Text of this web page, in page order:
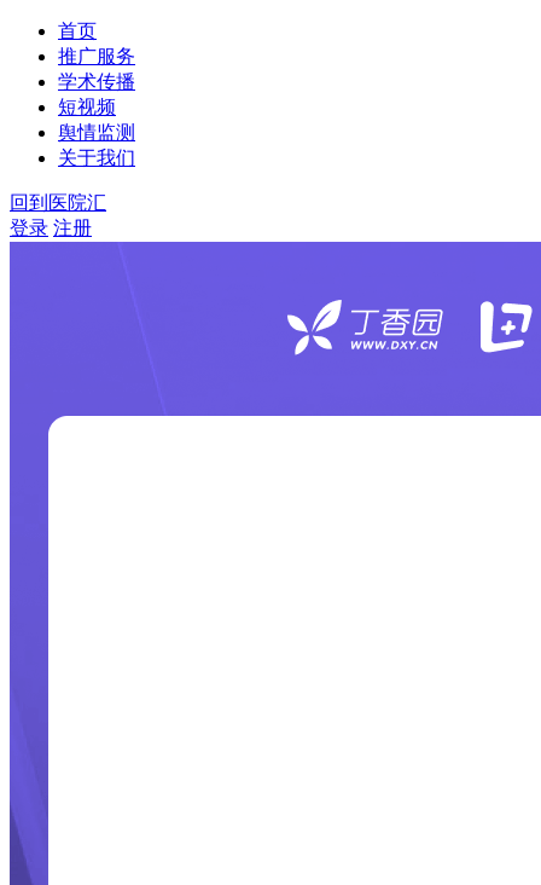
首页
推广服务
学术传播
短视频
舆情监测
关于我们
回到医院汇
登录 注册